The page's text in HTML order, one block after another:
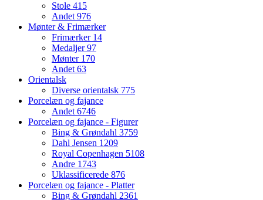
Stole 415
Andet 976
Mønter & Frimærker
Frimærker 14
Medaljer97
Mønter 170
Andet 63
Orientalsk
Diverse orientalsk 775
Porcelæn og fajance
Andet 6746
Porcelæn og fajance - Figurer
Bing & Grøndahl 3759
Dahl Jensen 1209
Royal Copenhagen 5108
Andre 1743
Uklassificerede 876
Porcelæn og fajance - Platter
Bing & Grøndahl 2361